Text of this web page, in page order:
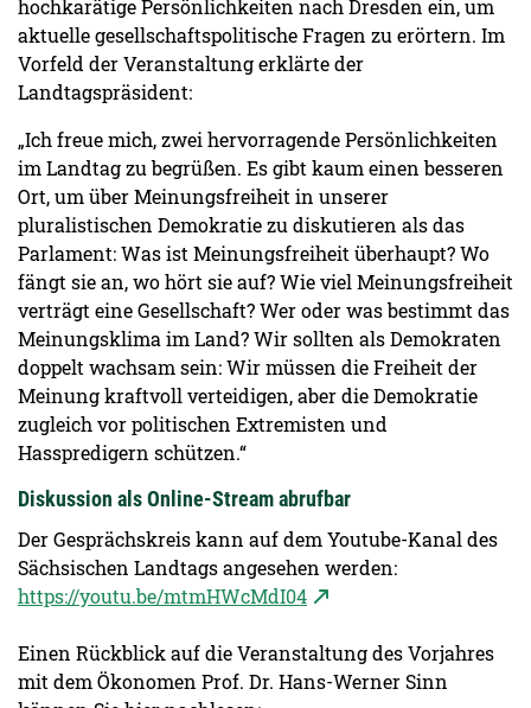
hochkarätige Persönlichkeiten nach Dresden ein, um
aktuelle gesellschaftspolitische Fragen zu erörtern. Im
Vorfeld der Veranstaltung erklärte der
Landtagspräsident:
„Ich freue mich, zwei hervorragende Persönlichkeiten
im Landtag zu begrüßen. Es gibt kaum einen besseren
Ort, um über Meinungsfreiheit in unserer
pluralistischen Demokratie zu diskutieren als das
Parlament: Was ist Meinungsfreiheit überhaupt? Wo
fängt sie an, wo hört sie auf? Wie viel Meinungsfreiheit
verträgt eine Gesellschaft? Wer oder was bestimmt das
Meinungsklima im Land? Wir sollten als Demokraten
doppelt wachsam sein: Wir müssen die Freiheit der
Meinung kraftvoll verteidigen, aber die Demokratie
zugleich vor politischen Extremisten und
Hasspredigern schützen.“
Diskussion als Online-Stream abrufbar
Der Gesprächskreis kann auf dem Youtube-Kanal des
Sächsischen Landtags angesehen werden:
https://youtu.be/mtmHWcMdI04
Einen Rückblick auf die Veranstaltung des Vorjahres
mit dem Ökonomen Prof. Dr. Hans-Werner Sinn